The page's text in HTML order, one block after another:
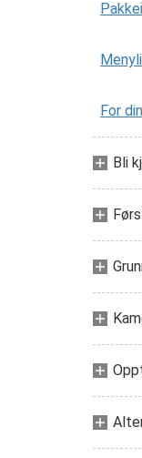
For
Bli